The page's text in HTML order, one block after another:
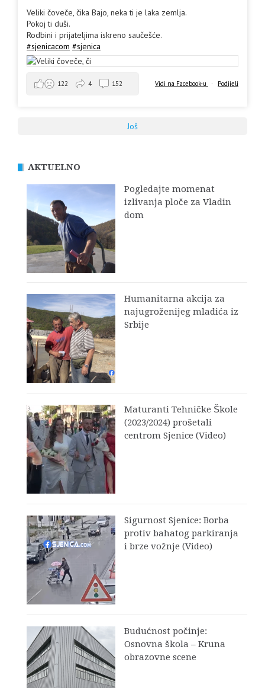
Veliki čoveče, čika Bajo, neka ti je laka zemlja.
Pokoj ti duši.
Rodbini i prijateljima iskreno saučešće.
#sjenicacom #sjenica
Vidi na Facebook-u · Podijeli
122 4 152
Još
AKTUELNO
Pogledajte momenat
izlivanja ploče za Vladin
dom
Humanitarna akcija za
najugroženijeg mladića iz
Srbije
Maturanti Tehničke Škole
(2023/2024) prošetali
centrom Sjenice (Video)
Sigurnost Sjenice: Borba
protiv bahatog parkiranja
i brze vožnje (Video)
Budućnost počinje:
Osnovna škola – Kruna
obrazovne scene